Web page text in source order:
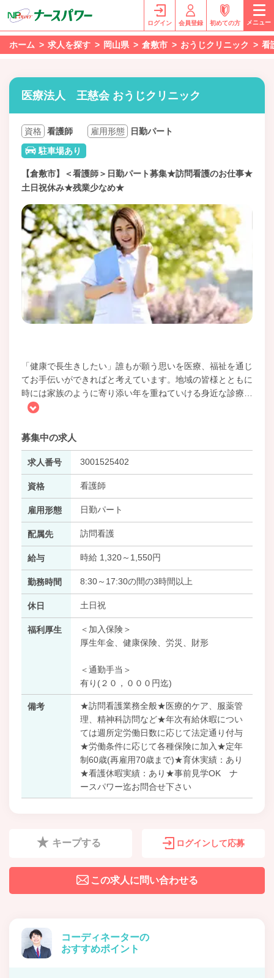
ログイン 会員登録 初めての方 メニュー
ホーム 求人を探す 岡山県 倉敷市 おうじクリニック 看
医療法人 王慈会 おうじクリニック
資格 看護師 雇用形態
日勤パート
駐車場あり
【倉敷市】＜看護師＞日勤パート募集★訪問看護のお仕事★
土日祝休み★残業少なめ★
「健康で長生きしたい」誰もが願う思いを医療、福祉を通じ
てお手伝いができればと考えています。地域の皆様とともに
時には家族のように寄り添い年を重ねていける身近な診療
募集中の求人
求人番号 3001525402
資格 看護師
雇用形態 日勤パート
配属先 訪問看護
給与 時給 1,320～1,550円
勤務時間 8:30～17:30の間の3時間以上
休日 土日祝
福利厚生
＜加入保険＞
厚生年金、健康保険、労災、財形
＜通勤手当＞
有り(２０，０００円迄)
備考
★訪問看護業務全般★医療的ケア、服薬管
理、精神科訪問など★年次有給休暇につい
ては週所定労働日数に応じて法定通り付与
★労働条件に応じて各種保険に加入★定年
制60歳(再雇用70歳まで)★育休実績：あり
★看護休暇実績：あり★事前見学OK ナ
ースパワー迄お問合せ下さい
キープする ログインして応募
この求人に問い合わせる
コーディネーターの
おすすめポイント